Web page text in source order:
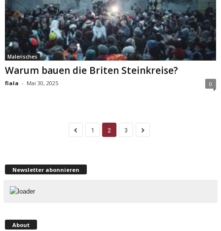
Malerisches
Warum bauen die Briten Steinkreise?
fiala - Mai 30, 2025 0
1 2 3
Newsletter abonnieren
About